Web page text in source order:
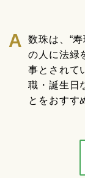
数珠は、“
の人に法緑
事とされて
職・誕生日
とをおすす